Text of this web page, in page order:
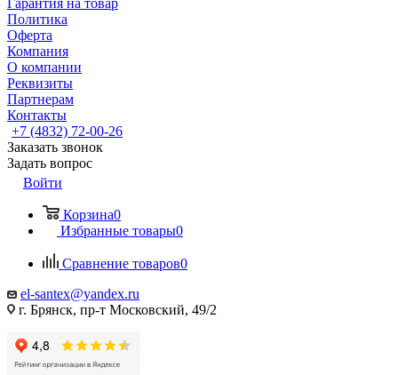
Гарантия на товар
Политика
Оферта
Компания
О компании
Реквизиты
Партнерам
Контакты
+7 (4832) 72-00-26
Заказать звонок
Задать вопрос
Войти
Корзина0
Избранные товары0
Сравнение товаров0
el-santex@yandex.ru
г. Брянск, пр-т Московский, 49/2